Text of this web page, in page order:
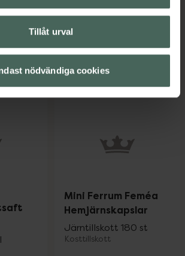
Tillåt urval
nödvändiga cookies
Mini Ferrum Feméa
Hemjärnskapslar
Järntillskott 180 st
Kosttillskott